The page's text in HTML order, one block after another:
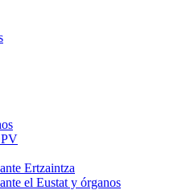
Ertzaintza
el Eustat y órganos